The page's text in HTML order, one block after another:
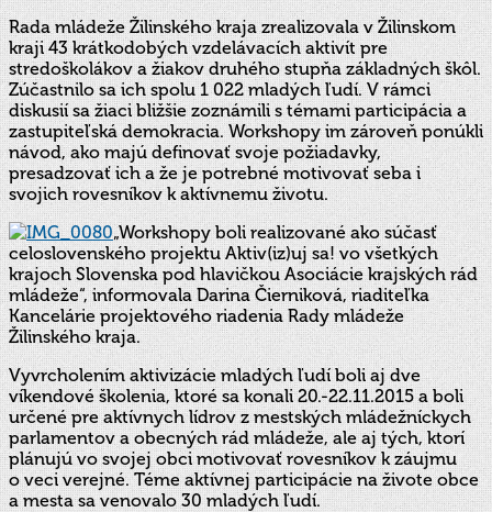
Rada mládeže Žilinského kraja zrealizovala v Žilinskom
kraji 43 krátkodobých vzdelávacích aktivít pre
stredoškolákov a žiakov druhého stupňa základných škôl.
Zúčastnilo sa ich spolu 1 022 mladých ľudí. V rámci
diskusií sa žiaci bližšie zoznámili s témami participácia a
zastupiteľská demokracia. Workshopy im zároveň ponúkli
návod, ako majú definovať svoje požiadavky,
presadzovať ich a že je potrebné motivovať seba i
svojich rovesníkov k aktívnemu životu.
„Workshopy boli realizované ako súčasť
celoslovenského projektu Aktiv(iz)uj sa! vo všetkých
krajoch Slovenska pod hlavičkou Asociácie krajských rád
mládeže“, informovala Darina Čierniková, riaditeľka
Kancelárie projektového riadenia Rady mládeže
Žilinského kraja.
Vyvrcholením aktivizácie mladých ľudí boli aj dve
víkendové školenia, ktoré sa konali 20.-22.11.2015 a boli
určené pre aktívnych lídrov z mestských mládežníckych
parlamentov a obecných rád mládeže, ale aj tých, ktorí
plánujú vo svojej obci motivovať rovesníkov k záujmu
o veci verejné. Téme aktívnej participácie na živote obce
a mesta sa venovalo 30 mladých ľudí.